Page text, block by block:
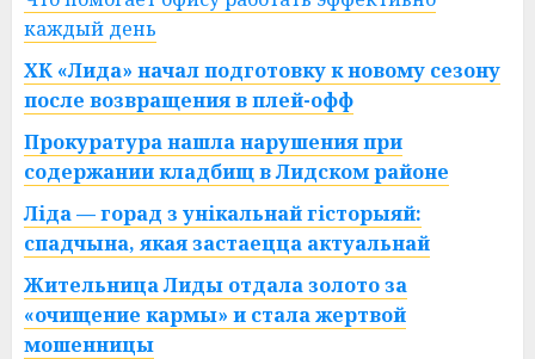
каждый день
ХК «Лида» начал подготовку к новому сезону
после возвращения в плей-офф
Прокуратура нашла нарушения при
содержании кладбищ в Лидском районе
Ліда — горад з унікальнай гісторыяй:
спадчына, якая застаецца актуальнай
Жительница Лиды отдала золото за
«очищение кармы» и стала жертвой
мошенницы